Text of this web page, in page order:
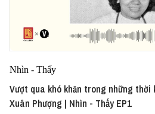
Nhìn - Thấy
Vượt qua khó khăn trong những thời
Xuân Phượng | Nhìn - Thấy EP1